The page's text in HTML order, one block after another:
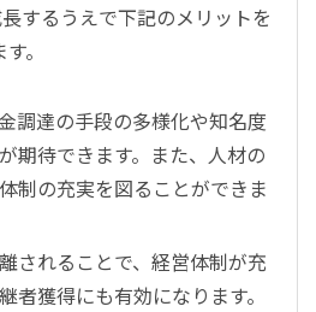
するうえで下記のメリットを
。
調達の手段の多様化や知名度
期待できます。また、人材の
制の充実を図ることができま
されることで、経営体制が充
者獲得にも有効になります。